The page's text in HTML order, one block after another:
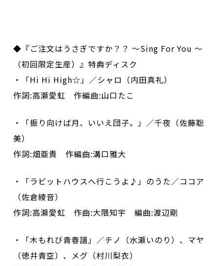
◆『ご注文はうさぎですか？？ ～Sing For You ～
（初回限定生産）』特典ディスク
・「Hi Hi High☆」／シャロ（内田真礼）
作詞:高瀬愛虹 作編曲:山口たこ
・「振り向けば月、いいえ団子。」／千夜（佐藤聡
美）
作詞:畑亜貴 作編曲:溝口雅大
・「ラビットハウスへ行こうよ♪」のうた／ココア
（佐倉綾音）
作詞:高瀬愛虹 作曲:大隈知宇 編曲:渡辺剛
・「木もれび青春譜」／チノ（水瀬いのり）、マヤ
（徳井青空）、メグ（村川梨衣）